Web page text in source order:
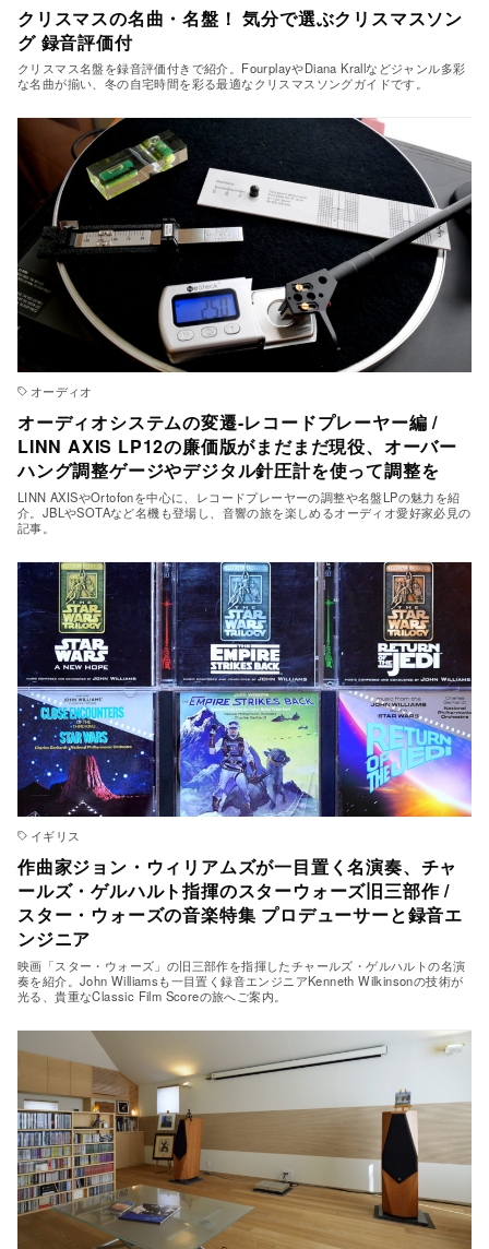
クリスマスの名曲・名盤！ 気分で選ぶクリスマスソン
グ 録音評価付
クリスマス名盤を録音評価付きで紹介。FourplayやDiana Krallなどジャンル多彩
な名曲が揃い、冬の自宅時間を彩る最適なクリスマスソングガイドです。
オーディオ
オーディオシステムの変遷-レコードプレーヤー編 /
LINN AXIS LP12の廉価版がまだまだ現役、オーバー
ハング調整ゲージやデジタル針圧計を使って調整を
LINN AXISやOrtofonを中心に、レコードプレーヤーの調整や名盤LPの魅力を紹
介。JBLやSOTAなど名機も登場し、音響の旅を楽しめるオーディオ愛好家必見の
記事。
イギリス
作曲家ジョン・ウィリアムズが一目置く名演奏、チャ
ールズ・ゲルハルト指揮のスターウォーズ旧三部作 /
スター・ウォーズの音楽特集 プロデューサーと録音エ
ンジニア
映画「スター・ウォーズ」の旧三部作を指揮したチャールズ・ゲルハルトの名演
奏を紹介。John Williamsも一目置く録音エンジニアKenneth Wilkinsonの技術が
光る、貴重なClassic Film Scoreの旅へご案内。